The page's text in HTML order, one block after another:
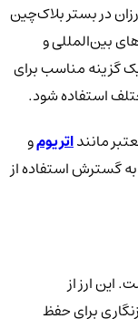
در بستر بلاک‌چین
بین‌المللی و
گزینه مناسب برای
استفاده شود.
ماننداتریومو
گسترش استفاده از
ارز از
برای حفظ